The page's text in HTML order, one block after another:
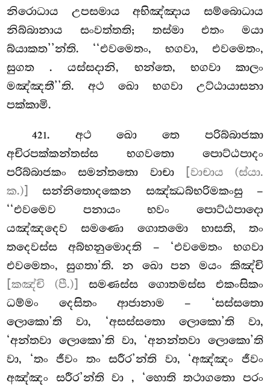
නිරොධාය උපසමාය අභිඤ්ඤාය සම්බොධාය
නිබ්බානාය සංවත්තති; තස්මා එතං මයා
බ්යාකත’’න්ති. ‘‘එවමෙතං, භගවා, එවමෙතං,
සුගත. යස්සදානි, භන්තෙ, භගවා කාලං
මඤ්ඤතී’’ති. අථ ඛො භගවා උට්ඨායාසනා
පක්කාමි.
421. අථඛො තෙ පරිබ්බාජකා
අචිරපක්කන්තස්ස භගවතො පොට්ඨපාදං
පරිබ්බාජකං සමන්තතො වාචා
[වාචාය (ස්යා.
ක.)]
සන්නිතොදකෙන සඤ්ඣබ්භරිමකංසු –
‘‘එවමෙව පනායං භවං පොට්ඨපාදො
යඤ්ඤදෙව සමණො ගොතමො භාසති, තං
තදෙවස්ස අබ්භනුමොදති – ‘එවමෙතං භගවා
එවමෙතං, සුගතා’ති. න ඛො පන මයං කිඤ්චි
[කඤ්චි (පී.)]
සමණස්ස ගොතමස්ස එකංසිකං
ධම්මං දෙසිතං ආජානාම – ‘සස්සතො
ලොකො’ති වා, ‘අසස්සතො ලොකො’ති වා,
‘අන්තවා ලොකො’ති වා, ‘අනන්තවා ලොකො’ති
වා, ‘තං ජීවං තං සරීර’න්ති වා, ‘අඤ්ඤං ජීවං
අඤ්ඤං සරීර’න්ති වා , ‘හොති තථාගතො පරං